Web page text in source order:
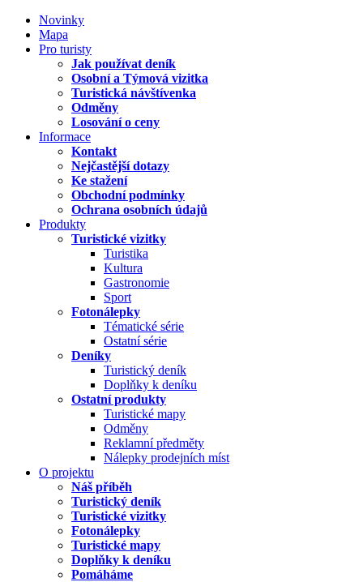
Novinky
Mapa
Pro turisty
Jak používat deník
Osobní a Týmová vizitka
Turistická návštívenka
Odměny
Losování o ceny
Informace
Kontakt
Nejčastější dotazy
Ke stažení
Obchodní podmínky
Ochrana osobních údajů
Produkty
Turistické vizitky
Turistika
Kultura
Gastronomie
Sport
Fotonálepky
Tématické série
Ostatní série
Deníky
Turistický deník
Doplňky k deníku
Ostatní produkty
Turistické mapy
Odměny
Reklamní předměty
Nálepky prodejních míst
O projektu
Náš příběh
Turistický deník
Turistické vizitky
Fotonálepky
Turistické mapy
Doplňky k deníku
Pomáháme